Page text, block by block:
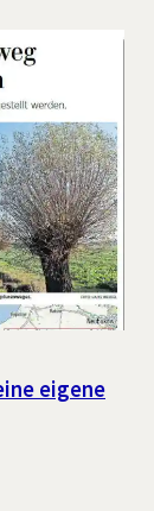
eigene